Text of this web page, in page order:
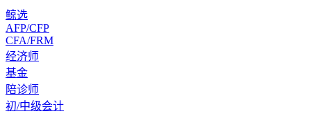
鲸选
AFP/CFP
CFA/FRM
经济师
基金
陪诊师
初/中级会计